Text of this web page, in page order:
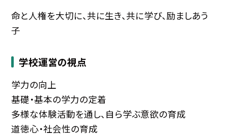
命と人権を大切に、共に生き、共に学び、励ましあう
子
学校運営の視点
学力の向上
基礎・基本の学力の定着
多様な体験活動を通し、自ら学ぶ意欲の育成
道徳心・社会性の育成